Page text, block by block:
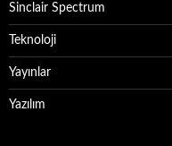
Sinclair Spectrum
Teknoloji
Yayınlar
Yazılım